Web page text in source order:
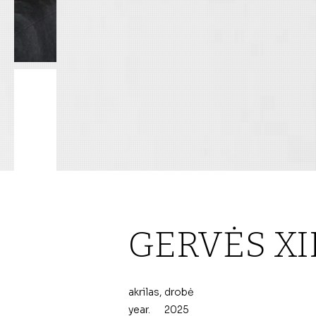
GERVĖS
akrilas, drobė
year.
2025